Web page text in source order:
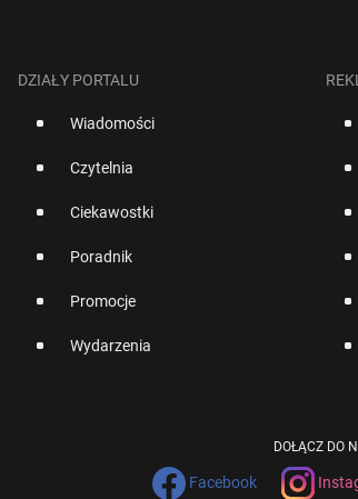
DZIAŁY PORTALU
Wiadomości
Czytelnia
Ciekawostki
Poradnik
Promocje
Wydarzenia
DOŁĄCZ DO
Facebook